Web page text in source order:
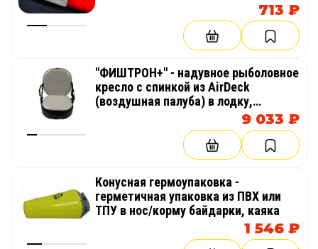
байдарку или каяк
713 ₽
"ФИШТРОН+" - надувное рыболовное
кресло с спинкой из AirDeck
(воздушная палуба) в лодку,
9 033 ₽
Конусная гермоупаковка -
герметичная упаковка из ПВХ или
ТПУ в нос/корму байдарки, каяка
1 546 ₽